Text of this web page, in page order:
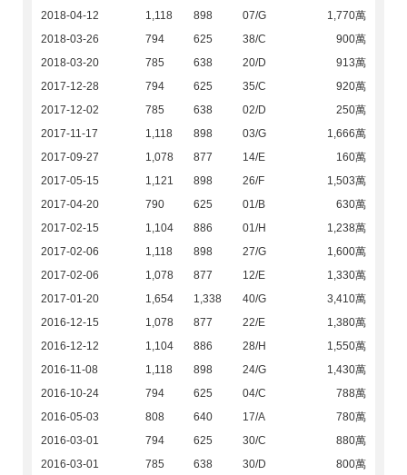
2018-04-12
1,118 898 07/G
1,770萬
2018-03-26
794 625 38/C
900萬
2018-03-20
785 638 20/D
913萬
2017-12-28
794 625 35/C
920萬
2017-12-02
785 638 02/D
250萬
2017-11-17
1,118 898 03/G
1,666萬
2017-09-27
1,078 877 14/E
160萬
2017-05-15
1,121 898 26/F
1,503萬
2017-04-20
790 625 01/B
630萬
2017-02-15
1,104 886 01/H
1,238萬
2017-02-06
1,118 898 27/G
1,600萬
2017-02-06
1,078 877 12/E
1,330萬
2017-01-20
1,654 1,338 40/G
3,410萬
2016-12-15
1,078 877 22/E
1,380萬
2016-12-12
1,104 886 28/H
1,550萬
2016-11-08
1,118 898 24/G
1,430萬
2016-10-24
794 625 04/C
788萬
2016-05-03
808 640 17/A
780萬
2016-03-01
794 625 30/C
880萬
2016-03-01
785 638 30/D
800萬